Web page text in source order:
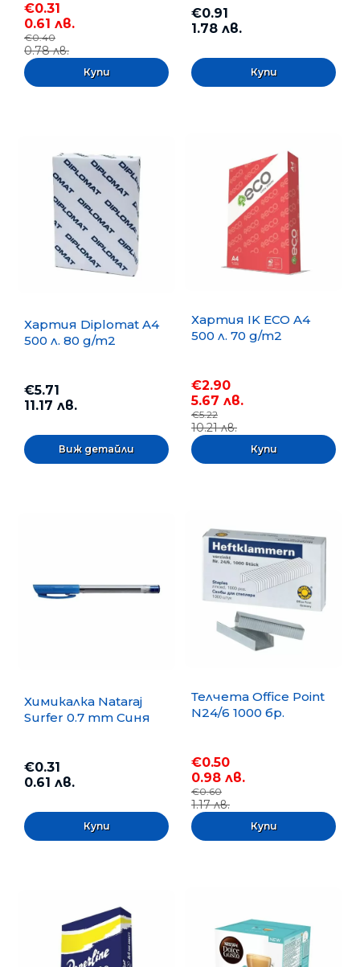
€0.31
0.61 лв.
€0.40
0.78 лв.
€0.91
1.78 лв.
Хартия Diplomat A4
500 л. 80 g/m2
€5.71
11.17 лв.
Виж детайли
Хартия IK ECO A4
500 л. 70 g/m2
€2.90
5.67 лв.
€5.22
10.21 лв.
Химикалка Nataraj
Surfer 0.7 mm Синя
€0.31
0.61 лв.
Телчета Office Point
N24/6 1000 бр.
€0.50
0.98 лв.
€0.60
1.17 лв.